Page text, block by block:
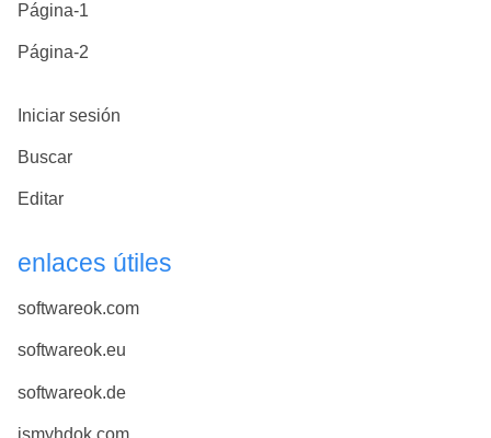
Página-1
Página-2
Iniciar sesión
Buscar
Editar
enlaces útiles
softwareok.com
softwareok.eu
softwareok.de
ismyhdok.com